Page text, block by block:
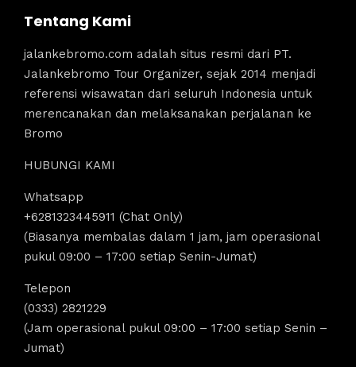
Tentang Kami
jalankebromo.com adalah situs resmi dari PT.
Jalankebromo Tour Organizer, sejak 2014 menjadi
referensi wisawatan dari seluruh Indonesia untuk
merencanakan dan melaksanakan perjalanan ke
Bromo
HUBUNGI KAMI
Whatsapp
+6281323445911 (Chat Only)
(Biasanya membalas dalam 1 jam, jam operasional
pukul 09:00 – 17:00 setiap Senin-Jumat)
Telepon
(0333) 2821229
(Jam operasional pukul 09:00 – 17:00 setiap Senin –
Jumat)